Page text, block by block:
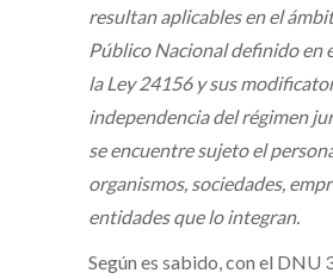
resultan aplicables en el
Público Nacional definido en
la Ley 24156 y sus
independencia del régimen
se encuentre sujeto el
organismos, sociedades,
entidades que lo integran.
Según es sabido, con el DNU